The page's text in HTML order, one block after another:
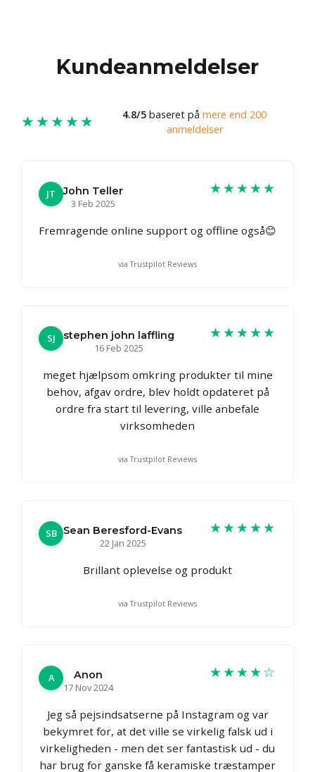
Kundeanmeldelser
★★★★★ 4.8/5 baseret på mere end 200
anmeldelser
JT
John Teller
3 Feb 2025
★★★★★
Fremragende online support og offline også😊
via Trustpilot Reviews
SJ
stephen john laffling
16 Feb 2025
★★★★★
meget hjælpsom omkring produkter til mine
behov, afgav ordre, blev holdt opdateret på
ordre fra start til levering, ville anbefale
virksomheden
via Trustpilot Reviews
SB Sean Beresford-Evans
22 Jan 2025
★★★★★
Brillant oplevelse og produkt
via Trustpilot Reviews
A
Anon
17 Nov 2024
★★★★☆
Jeg så pejsindsatserne på Instagram og var
bekymret for, at det ville se virkelig falsk ud i
virkeligheden - men det ser fantastisk ud - du
har brug for ganske få keramiske træstamper